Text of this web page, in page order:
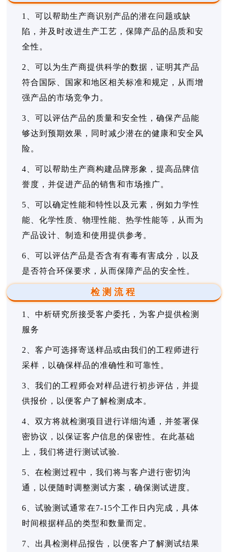
1、可以帮助生产商识别产品的潜在问题或缺
陷，并及时改进生产工艺，保障产品的品质和安
全性。
2、可以为生产商提供科学的数据，证明其产品
符合国际、国家和地区相关标准和规定，从而增
强产品的市场竞争力。
3、可以评估产品的质量和安全性，确保产品能
够达到预期效果，同时减少潜在的健康和安全风
险。
4、可以帮助生产商构建品牌形象，提高品牌信
誉度，并促进产品的销售和市场推广。
5、可以确定性能和特性以及元素，例如力学性
能、化学性质、物理性能、热学性能等，从而为
产品设计、制造和使用提供参考。
6、可以评估产品是否含有有毒有害成分，以及
是否符合环保要求，从而保障产品的安全性。
检测流程
1、中析研究所接受客户委托，为客户提供检测
服务
2、客户可选择寄送样品或由我们的工程师进行
采样，以确保样品的准确性和可靠性。
3、我们的工程师会对样品进行初步评估，并提
供报价，以便客户了解检测成本。
4、双方将就检测项目进行详细沟通，并签署保
密协议，以保证客户信息的保密性。在此基础
上，我们将进行测试试验.
5、在检测过程中，我们将与客户进行密切沟
通，以便随时调整测试方案，确保测试进度。
6、试验测试通常在7-15个工作日内完成，具体
时间根据样品的类型和数量而定。
7、出具检测样品报告，以便客户了解测试结果